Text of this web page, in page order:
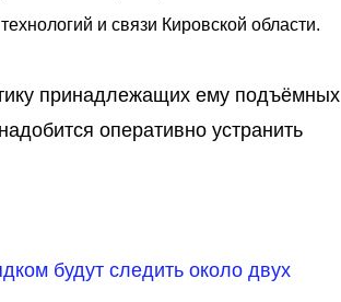
и связи Кировской области.
принадлежащих ему подъёмных
оперативно устранить
будут следить около двух